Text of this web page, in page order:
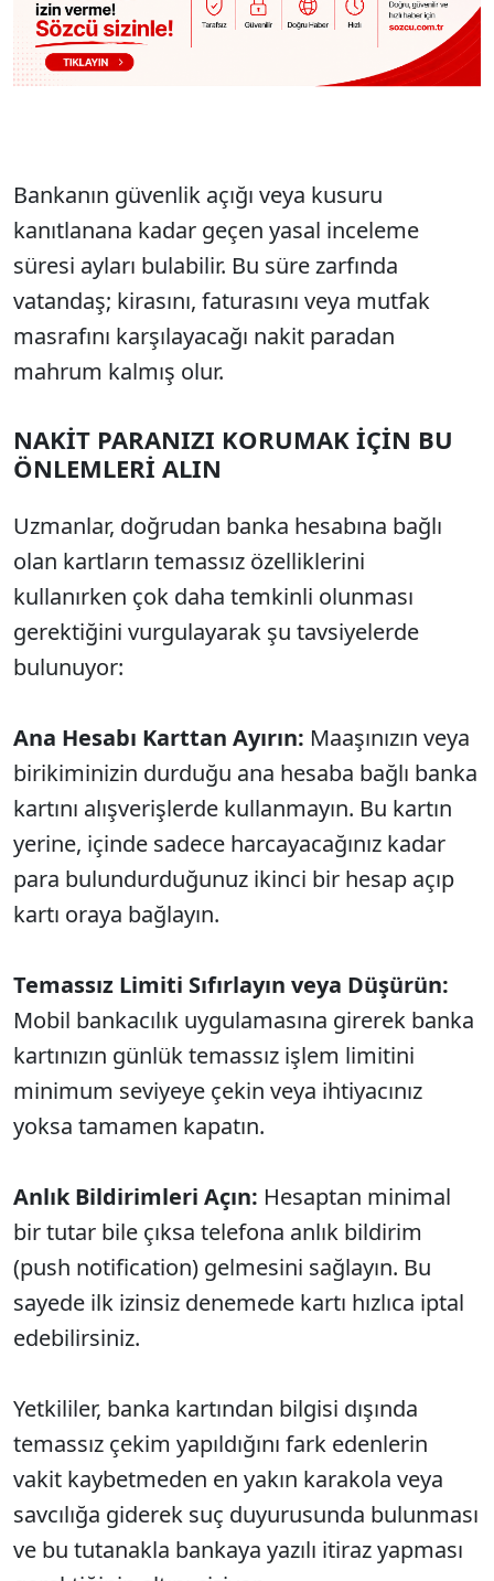
Bankanın güvenlik açığı veya kusuru
kanıtlanana kadar geçen yasal inceleme
süresi ayları bulabilir. Bu süre zarfında
vatandaş; kirasını, faturasını veya mutfak
masrafını karşılayacağı nakit paradan
mahrum kalmış olur.
NAKİT PARANIZI KORUMAK İÇİN BU
ÖNLEMLERİ ALIN
Uzmanlar, doğrudan banka hesabına bağlı
olan kartların temassız özelliklerini
kullanırken çok daha temkinli olunması
gerektiğini vurgulayarak şu tavsiyelerde
bulunuyor:
Ana Hesabı Karttan Ayırın: Maaşınızın veya
birikiminizin durduğu ana hesaba bağlı banka
kartını alışverişlerde kullanmayın. Bu kartın
yerine, içinde sadece harcayacağınız kadar
para bulundurduğunuz ikinci bir hesap açıp
kartı oraya bağlayın.
Temassız Limiti Sıfırlayın veya Düşürün:
Mobil bankacılık uygulamasına girerek banka
kartınızın günlük temassız işlem limitini
minimum seviyeye çekin veya ihtiyacınız
yoksa tamamen kapatın.
Anlık Bildirimleri Açın: Hesaptan minimal
bir tutar bile çıksa telefona anlık bildirim
(push notification) gelmesini sağlayın. Bu
sayede ilk izinsiz denemede kartı hızlıca iptal
edebilirsiniz.
Yetkililer, banka kartından bilgisi dışında
temassız çekim yapıldığını fark edenlerin
vakit kaybetmeden en yakın karakola veya
savcılığa giderek suç duyurusunda bulunması
ve bu tutanakla bankaya yazılı itiraz yapması